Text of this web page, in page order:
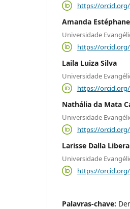
https://orcid.org/
Amanda
Universidade
https://orcid.org/
Laila Luiza Silva
Universidade
https://orcid.org/
Nathália da Mata
Universidade
https://orcid.org/
Larisse Dalla Libera
Universidade
https://orcid.org/
Palavras-chave: